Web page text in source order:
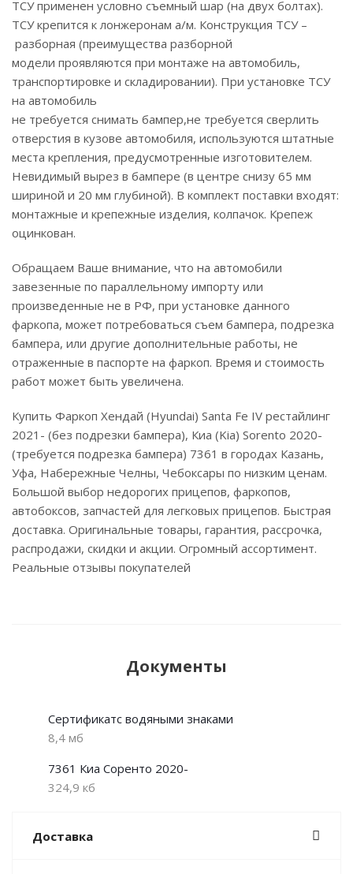
ТСУ применен условно съемный шар (на двух болтах).
ТСУ крепится к лонжеронам а/м. Конструкция ТСУ –
разборная (преимущества разборной
модели проявляются при монтаже на автомобиль,
транспортировке и складировании). При установке ТСУ
на автомобиль
не требуется снимать бампер,не требуется сверлить
отверстия в кузове автомобиля, используются штатные
места крепления, предусмотренные изготовителем.
Невидимый вырез в бампере (в центре снизу 65 мм
шириной и 20 мм глубиной). В комплект поставки входят:
монтажные и крепежные изделия, колпачок. Крепеж
оцинкован.
Обращаем Ваше внимание, что на автомобили
завезенные по параллельному импорту или
произведенные не в РФ, при установке данного
фаркопа, может потребоваться съем бампера, подрезка
бампера, или другие дополнительные работы, не
отраженные в паспорте на фаркоп. Время и стоимость
работ может быть увеличена.
Купить Фаркоп Хендай (Hyundai) Santa Fe IV рестайлинг
2021- (без подрезки бампера), Киа (Kia) Sorento 2020-
(требуется подрезка бампера) 7361 в городах Казань,
Уфа, Набережные Челны, Чебоксары по низким ценам.
Большой выбор недорогих прицепов, фаркопов,
автобоксов, запчастей для легковых прицепов. Быстрая
доставка. Оригинальные товары, гарантия, рассрочка,
распродажи, скидки и акции. Огромный ассортимент.
Реальные отзывы покупателей
Документы
Сертификатс водяными знаками
8,4 мб
7361 Киа Соренто 2020-
324,9 кб
Доставка